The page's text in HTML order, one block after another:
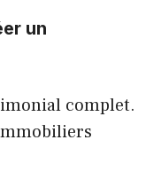
un
complet.